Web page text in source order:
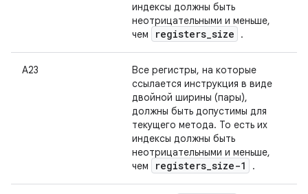
индексы должны быть
неотрицательными и меньше,
чем
registers_size .
А23
Все регистры, на которые
ссылается инструкция в виде
двойной ширины (пары),
должны быть допустимы для
текущего метода. То есть их
индексы должны быть
неотрицательными и меньше,
чем
registers_size-1 .